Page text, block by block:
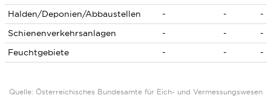
Halden/Deponien/Abbaustellen
- -
-
Schienenverkehrsanlagen
- -
-
Feuchtgebiete
- - -
Quelle: Österreichisches Bundesamte für Eich- und Vermessungswesen